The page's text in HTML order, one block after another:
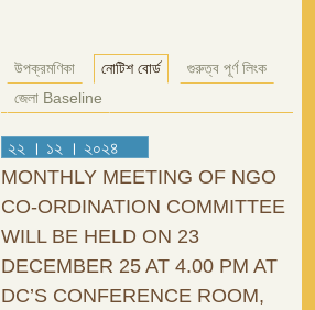
উপক্রমণিকা নোটিশ বোর্ড
গুরুত্ব পূর্ণ লিংক
জেলা Baseline
২২ । ১২ । ২০২৪
MONTHLY MEETING OF NGO
CO-ORDINATION COMMITTEE
WILL BE HELD ON 23
DECEMBER 25 AT 4.00 PM AT
DC’S CONFERENCE ROOM,